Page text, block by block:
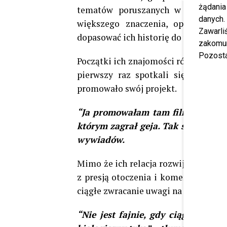
danych.
tematów poruszanych w
większego znaczenia, opinia
dopasować ich historię do własnych
Początki ich znajomości również
pierwszy raz spotkali się
promowało swój projekt.
“Ja promowałam tam film “W
którym zagrał geja. Tak się
wywiadów.
Mimo że ich relacja rozwijała się
z presją otoczenia i komentarzami
ciągłe zwracanie uwagi na różnicę
“Nie jest fajnie, gdy ciągle